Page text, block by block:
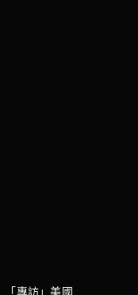
「專訪」美國